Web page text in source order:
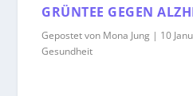
GRÜNTEE GEGEN
Gepostet von Mona Jung | 10
Gesundheit